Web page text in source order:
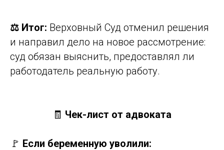
⚖️ Итог: Верховный Суд отменил решения
и направил дело на новое рассмотрение:
суд обязан выяснить, предоставлял ли
работодатель реальную работу.
🧾 Чек-лист от адвоката
🚩 Если беременную уволили: